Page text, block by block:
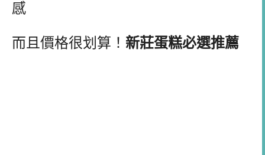
感
而且價格很划算！ 新莊蛋糕必選推薦